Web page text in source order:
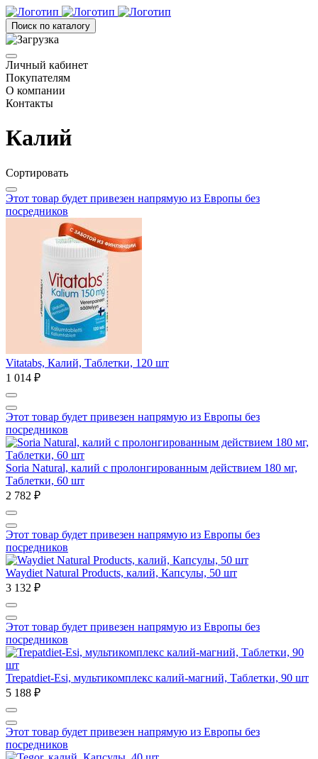
Поиск по каталогу
Личный кабинет
Покупателям
О компании
Контакты
Калий
Сортировать
Этот товар будет привезен напрямую из Европы без
посредников
Vitatabs, Калий, Таблетки, 120 шт
1 014 ₽
Этот товар будет привезен напрямую из Европы без
посредников
Soria Natural, калий с пролонгированным действием 180 мг,
Таблетки, 60 шт
2 782 ₽
Этот товар будет привезен напрямую из Европы без
посредников
Waydiet Natural Products, калий, Капсулы, 50 шт
3 132 ₽
Этот товар будет привезен напрямую из Европы без
посредников
Trepatdiet-Esi, мультикомплекс калий-магний, Таблетки, 90 шт
5 188 ₽
Этот товар будет привезен напрямую из Европы без
посредников